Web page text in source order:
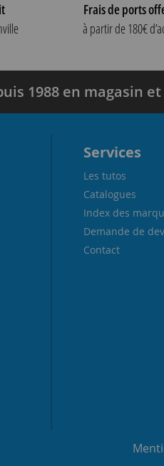
Frais de ports
à partir de 180€
1988 en magasin
Services
Les tutos
Catalogues
Index des
Demande de
Contact